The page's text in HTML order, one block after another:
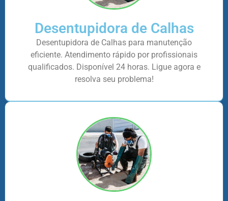
Desentupidora de Calhas
Desentupidora de Calhas para manutenção
eficiente. Atendimento rápido por profissionais
qualificados. Disponível 24 horas. Ligue agora e
resolva seu problema!